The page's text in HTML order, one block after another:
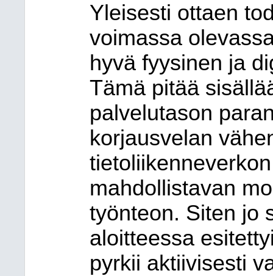
Yleisesti ottaen
voimassa
hyvä fyysinen ja
Tämä pitää
palvelutason
korjausvelan
mahdollistavan
työnteon. Siten jo
aloitteessa
pyrkii aktiivisesti